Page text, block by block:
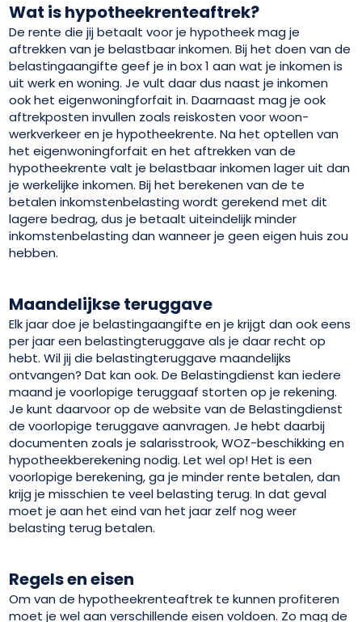
Wat is hypotheekrenteaftrek?
De rente die jij betaalt voor je hypotheek mag je
aftrekken van je belastbaar inkomen. Bij het doen van de
belastingaangifte geef je in box 1 aan wat je inkomen is
uit werk en woning. Je vult daar dus naast je inkomen
ook het eigenwoningforfait in. Daarnaast mag je ook
aftrekposten invullen zoals reiskosten voor woon-
werkverkeer en je hypotheekrente. Na het optellen van
het eigenwoningforfait en het aftrekken van de
hypotheekrente valt je belastbaar inkomen lager uit dan
je werkelijke inkomen. Bij het berekenen van de te
betalen inkomstenbelasting wordt gerekend met dit
lagere bedrag, dus je betaalt uiteindelijk minder
inkomstenbelasting dan wanneer je geen eigen huis zou
hebben.
Maandelijkse teruggave
Elk jaar doe je belastingaangifte en je krijgt dan ook eens
per jaar een belastingteruggave als je daar recht op
hebt. Wil jij die belastingteruggave maandelijks
ontvangen? Dat kan ook. De Belastingdienst kan iedere
maand je voorlopige teruggaaf storten op je rekening.
Je kunt daarvoor op de website van de Belastingdienst
de voorlopige teruggave aanvragen. Je hebt daarbij
documenten zoals je salarisstrook, WOZ-beschikking en
hypotheekberekening nodig. Let wel op! Het is een
voorlopige berekening, ga je minder rente betalen, dan
krijg je misschien te veel belasting terug. In dat geval
moet je aan het eind van het jaar zelf nog weer
belasting terug betalen.
Regels en eisen
Om van de hypotheekrenteaftrek te kunnen profiteren
moet je wel aan verschillende eisen voldoen. Zo mag de